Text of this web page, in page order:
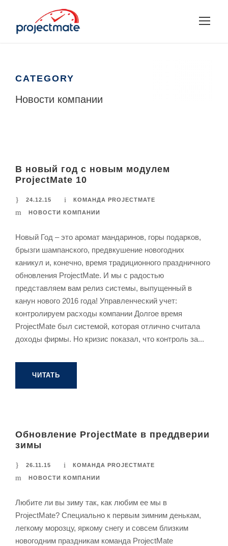
CATEGORY
Новости компании
В новый год с новым модулем
ProjectMate 10
24.12.15 КОМАНДА PROJECTMATE
НОВОСТИ КОМПАНИИ
Новый Год – это аромат мандаринов, горы подарков,
брызги шампанского, предвкушение новогодних
каникул и, конечно, время традиционного праздничного
обновления ProjectMate. И мы с радостью
представляем вам релиз системы, выпущенный в
канун нового 2016 года! Управленческий учет:
контролируем расходы компании Долгое время
ProjectMate был системой, которая отлично считала
доходы фирмы. Но кризис показал, что контроль за...
ЧИТАТЬ
Обновление ProjectMate в преддверии
зимы
26.11.15 КОМАНДА PROJECTMATE
НОВОСТИ КОМПАНИИ
Любите ли вы зиму так, как любим ее мы в
ProjectMate? Специально к первым зимним денькам,
легкому морозцу, яркому снегу и совсем близким
новогодним праздникам команда ProjectMate